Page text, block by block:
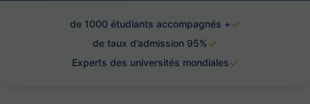
+ de 1000 étudiants accompagnés
95% de taux d’admission
Experts des universités mondiales